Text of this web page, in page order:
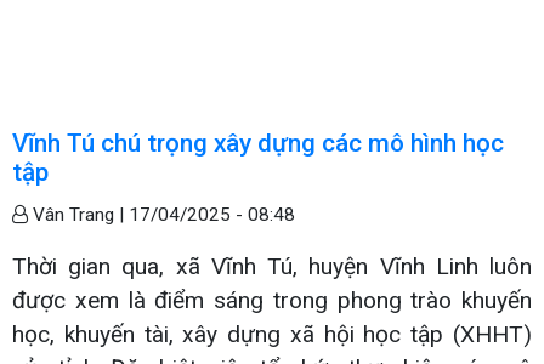
Vĩnh Tú chú trọng xây dựng các mô hình học
tập
Vân Trang | 17/04/2025 - 08:48
Thời gian qua, xã Vĩnh Tú, huyện Vĩnh Linh luôn
được xem là điểm sáng trong phong trào khuyến
học, khuyến tài, xây dựng xã hội học tập (XHHT)